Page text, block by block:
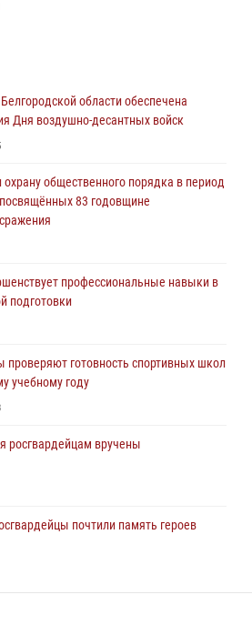
увековечили в новой музейной
«Курская битва.
готовность спортивных школ
учебному году
безопасность празднования
г. Белгорода от немецко -
войск правопорядка почтили
области обеспечена
Дня воздушно-десантных войск
общественного порядка в период
83 годовщине
профессиональные навыки в
подготовки
проверяют готовность спортивных школ
учебному году
росгвардейцам вручены
почтили память героев